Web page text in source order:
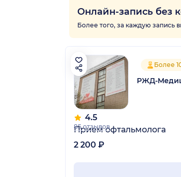
Онлайн-запись без
Более того, за каждую запись
4.5
85 отзывов
Более
РЖД-
Прием офтальмолога
2 200 ₽